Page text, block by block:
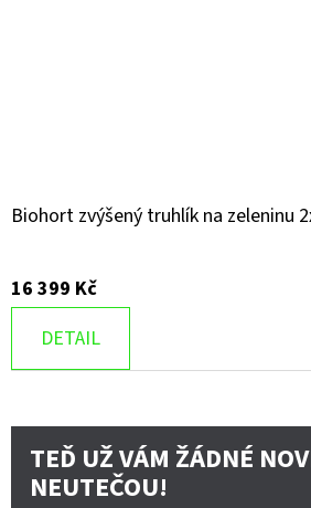
Biohort zvýšený truhlík na zeleninu
16 399 Kč
DETAIL
TEĎ UŽ VÁM ŽÁDNÉ
NEUTEČOU!